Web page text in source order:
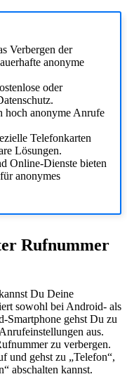
Verbergen der
anonyme
oder
hoch anonyme Anrufe
Telefonkarten
Lösungen.
Online-Dienste bieten
anonymes
Rufnummer
Du Deine
sowohl bei Android- als
Smartphone gehst Du zu
aus.
zu verbergen.
und gehst zu „Telefon“,
abschalten kannst.